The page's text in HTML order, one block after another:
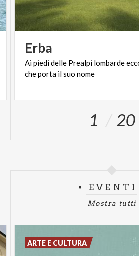
Erba
Aipiedidelle Prealpi lombarde
cheporta ilsuo nome
1 20
EVENTI
Mostra tutti
ARTE E CULTURA